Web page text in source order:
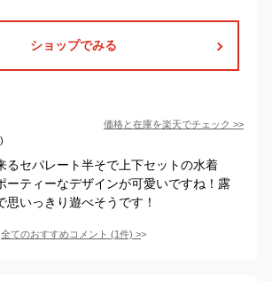
ショップでみる
価格と在庫を楽天でチェック >>
るセパレート半そで上下セットの水着
ーティーなデザインが可愛いですね！露
思いっきり遊べそうです！
全てのおすすめコメント (1件) >